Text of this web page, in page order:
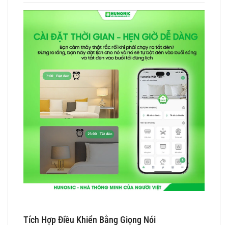
Tích Hợp Điều Khiển Bằng Giọng Nói